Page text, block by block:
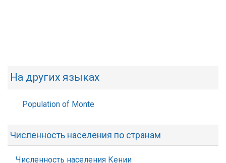
На других языках
Population of Monte
Численность населения по странам
Численность населения Кении